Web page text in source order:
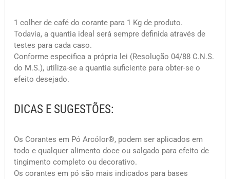
1 colher de café do corante para 1 Kg de produto.
Todavia, a quantia ideal será sempre definida através de
testes para cada caso.
Conforme especifica a própria lei (Resolução 04/88 C.N.S.
do M.S.), utiliza-se a quantia suficiente para obter-se o
efeito desejado.
DICAS E SUGESTÕES:
Os Corantes em PóArcólor®, podem ser aplicados em
todo e qualquer alimento doce ou salgado para efeito de
tingimento completo ou decorativo.
Os corantes em pó são mais indicados para bases